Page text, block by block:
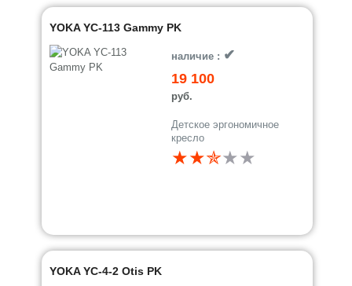
YOKA YC-113 Gammy PK
наличие : ✔
19 100
руб.
Детское эргономичное
кресло
★★✯★★
YOKA YC-4-2 Otis PK